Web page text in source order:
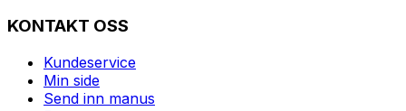
KONTAKT OSS
Kundeservice
Min side
Send inn manus